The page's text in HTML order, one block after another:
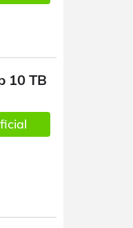
10 TB